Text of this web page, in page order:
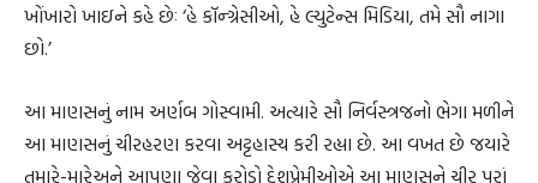
ખોંખારો ખાઇને કહે છેઃ ‘હે કૉન્ગ્રેસીઓ, હે લ્યુટેન્સ મિડિયા, તમે સૌ નાગા
છો.’
આ માણસનું નામ અર્ણબ ગોસ્વામી. અત્યારે સૌ નિર્વસ્ત્રજનો ભેગા મળીને
આ માણસનું ચીરહરણ કરવા અટ્ટહાસ્ય કરી રહ્યા છે. આ વખત છે જયારે
તમારે-મારેઅને આપણા જેવા કરોડો દેશપ્રેમીઓએ આ માણસને ચીર પૂરાં